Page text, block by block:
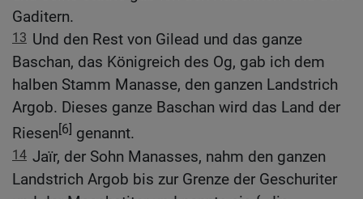
Gaditern.
13 Und den Rest von Gilead und das ganze
Baschan, das Königreich des Og, gab ich dem
halben Stamm Manasse, den ganzen Landstrich
Argob. Dieses ganze Baschan wird das Land der
Riesen[6] genannt.
14 Jaïr, der Sohn Manasses, nahm den ganzen
Landstrich Argob bis zur Grenze der Geschuriter